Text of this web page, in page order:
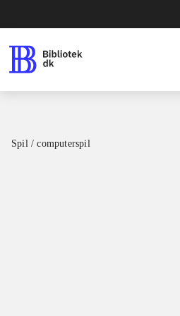
Spil / computerspil